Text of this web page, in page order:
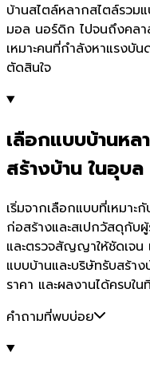
บ้านสไตล์หลากสไตล์รวม
มอล นอร์ดิก ไปจนถึงคลา
เหมาะคนที่กำลังหาแรงบั
ตัดสินใจ
เลือกแบบบ้านหล
สร้างบ้าน ในอุบ
เริ่มจากเลือกแบบที่เหมาะ
ก่อสร้างและสเปกวัสดุกับ
และตรวจสัญญาให้ชัดเจน
แบบบ้านและบริษัทรับสร้า
ราคา และผลงานได้ครบใน
คำถามที่พบบ่อย